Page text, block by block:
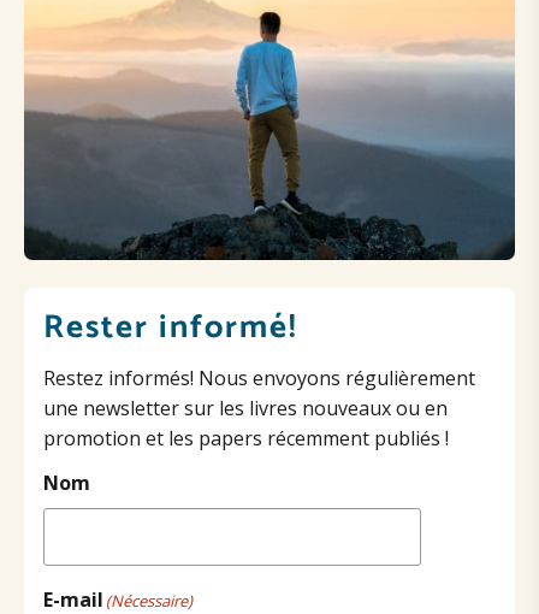
Rester informé!
Restez informés! Nous envoyons régulièrement
une newsletter sur les livres nouveaux ou en
promotion et les papers récemment publiés !
Nom
E-mail (Nécessaire)